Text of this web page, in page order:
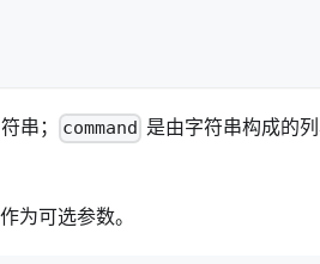
串； command 是由字符串构成的列
为可选参数。